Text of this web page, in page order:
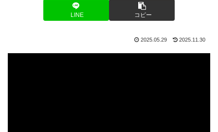
LINE コピー
2025.05.29 2025.11.30